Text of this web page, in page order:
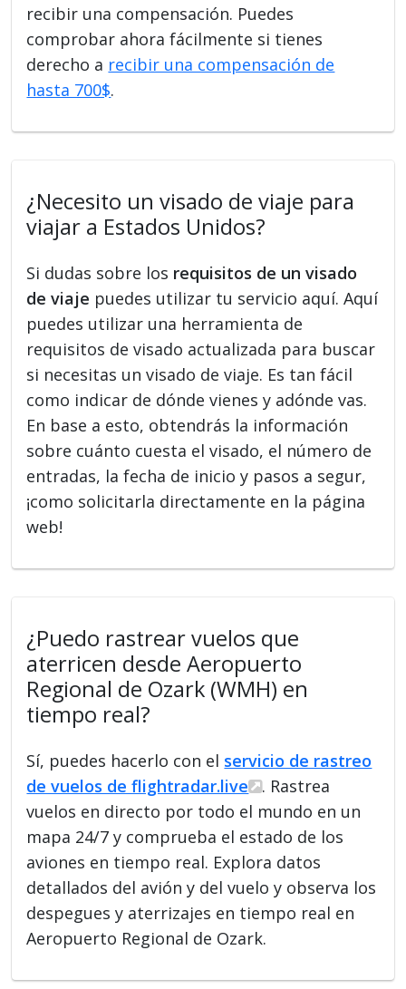
recibir una compensación. Puedes
comprobar ahora fácilmente si tienes
derecho a recibir una compensación de
hasta 700$.
¿Necesito un visado de viaje para
viajar a Estados Unidos?
Si dudas sobre los requisitos de un visado
de viaje puedes utilizar tu servicio aquí. Aquí
puedes utilizar una herramienta de
requisitos de visado actualizada para buscar
si necesitas un visado de viaje. Es tan fácil
como indicar de dónde vienes y adónde vas.
En base a esto, obtendrás la información
sobre cuánto cuesta el visado, el número de
entradas, la fecha de inicio y pasos a segur,
¡como solicitarla directamente en la página
web!
¿Puedo rastrear vuelos que
aterricen desde Aeropuerto
Regional de Ozark (WMH) en
tiempo real?
Sí, puedes hacerlo con el servicio de rastreo
de vuelos de flightradar.live
. Rastrea
vuelos en directo por todo el mundo en un
mapa 24/7 y comprueba el estado de los
aviones en tiempo real. Explora datos
detallados del avión y del vuelo y observa los
despegues y aterrizajes en tiempo real en
Aeropuerto Regional de Ozark.